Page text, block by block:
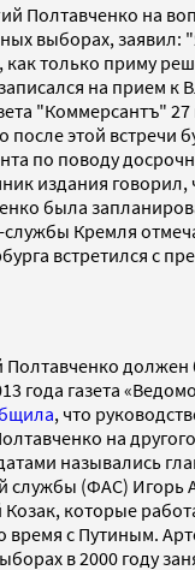
Полтавченко на
выборах, заявил:
как только приму
на прием к
"Коммерсантъ"
после этой встречи
по поводу
издания говорил,
была
Кремля
встретился с
должен
года газета
, что
на
назывались
службы (ФАС) Игорь
которые
время с Путиным.
в 2000 году